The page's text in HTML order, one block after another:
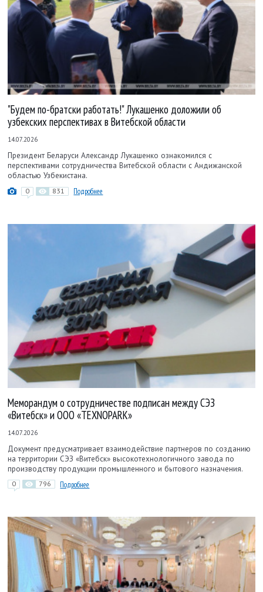
"Будем по-братски работать!" Лукашенко доложили об
узбекских перспективах в Витебской области
14.07.2026
Президент Беларуси Александр Лукашенко ознакомился с
перспективами сотрудничества Витебской области с Андижанской
областью Узбекистана.
0 831 Подробнее
Меморандум о сотрудничестве подписан между СЭЗ
«Витебск» и ООО «TEXNOPARK»
14.07.2026
Документ предусматривает взаимодействие партнеров по созданию
на территории СЭЗ «Витебск» высокотехнологичного завода по
производству продукции промышленного и бытового назначения.
0 796 Подробнее